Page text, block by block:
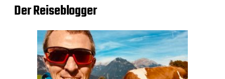
Der Reiseblogger